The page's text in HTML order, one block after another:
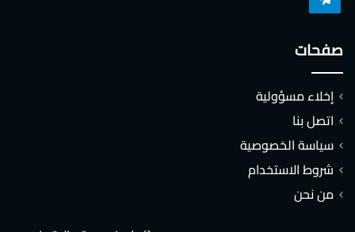
صفحات
إخلاء مسؤولية
اتصل بنا
سياسة الخصوصية
شروط الاستخدام
من نحن